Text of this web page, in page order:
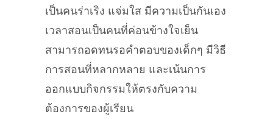
เป็นคนร่าเริง แจ่มใส มีความเป็นกันเอง
เวลาสอนเป็นคนที่ค่อนข้างใจเย็น
สามารถอดทนรอคำตอบของเด็กๆ มีวิธี
การสอนที่หลากหลาย และเน้นการ
ออกแบบกิจกรรมให้ตรงกับความ
ต้องการของผู้เรียน